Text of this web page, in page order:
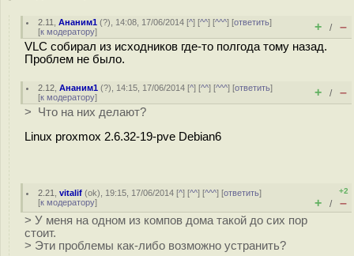
2.11 ,Ананим1 (?), 14:08, 17/06/2014 [^] [^^] [^^^] [ответить]
[к модератору] + / –
VLC собирал из исходников где-то полгода тому назад.
Проблем не было.
2.12 ,Ананим1 (?), 14:15, 17/06/2014 [^] [^^] [^^^] [ответить]
[к модератору] + / –
> Что на них делают?
Linux proxmox 2.6.32-19-pve Debian6
2.21 ,vitalif (ok), 19:15, 17/06/2014 [^] [^^] [^^^] [ответить]
[к модератору]
+2
+ / –
> У меня на одном из компов дома такой до сих пор
стоит.
> Эти проблемы как-либо возможно устранить?